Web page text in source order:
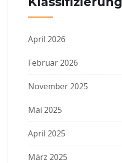
April 2026
Februar 2026
November 2025
Mai 2025
April 2025
März 2025